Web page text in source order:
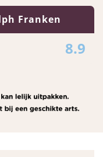
Franken
8.9